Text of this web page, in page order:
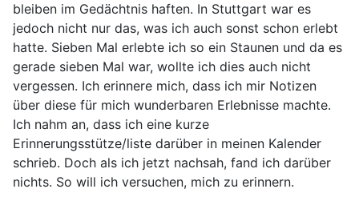
bleiben im Gedächtnis haften. In Stuttgart war es
jedoch nicht nur das, was ich auch sonst schon erlebt
hatte. Sieben Mal erlebte ich so ein Staunen und da es
gerade sieben Mal war, wollte ich dies auch nicht
vergessen. Ich erinnere mich, dass ich mir Notizen
über diese für mich wunderbaren Erlebnisse machte.
Ich nahm an, dass ich eine kurze
Erinnerungsstütze/liste darüber in meinen Kalender
schrieb. Doch als ich jetzt nachsah, fand ich darüber
nichts. So will ich versuchen, mich zu erinnern.